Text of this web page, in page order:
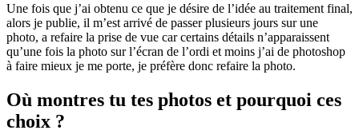
Une fois que j’ai obtenu ce que je désire de l’idée au traitement final,
alors je publie, il m’est arrivé de passer plusieurs jours sur une
photo, a refaire la prise de vue car certains détails n’apparaissent
qu’une fois la photo sur l’écran de l’ordi et moins j’ai de photoshop
à faire mieux je me porte, je préfère donc refaire la photo.
Où montres tu tes photos et pourquoi ces
choix ?